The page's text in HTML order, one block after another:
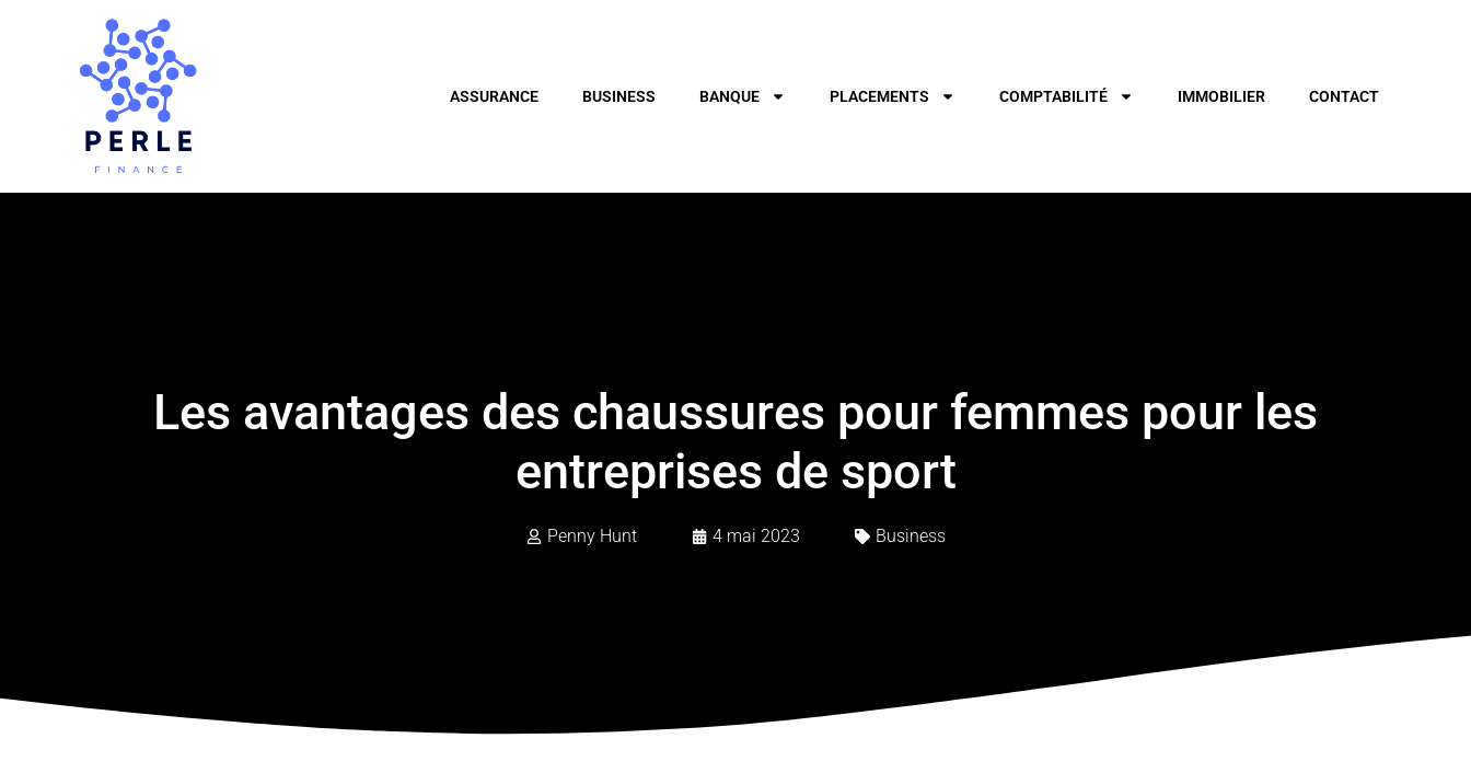
ASSURANCE BUSINESS BANQUE PLACEMENTS COMPTABILITÉ IMMOBILIER CONTACT
Les avantages des chaussures pour femmes pour les
entreprises de sport
Penny Hunt 4 mai 2023 Business